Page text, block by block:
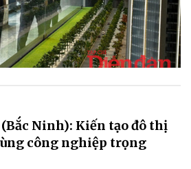
Ninh): Kiến tạo đô thị
công nghiệp trọng